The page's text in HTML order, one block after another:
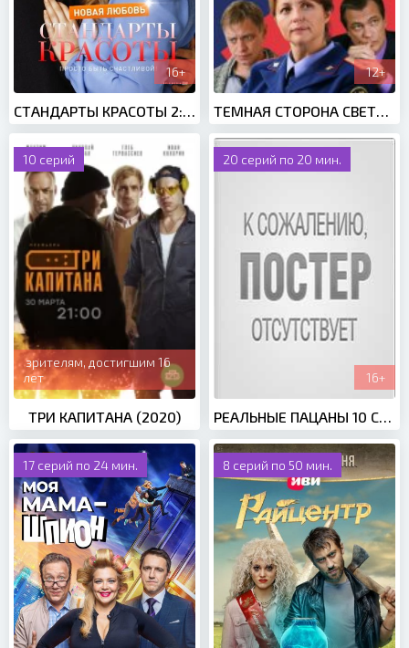
16+ 12+
10 серий
зрителям, достигшим 16
лет
ТРИ КАПИТАНА (2020)
20 серий по 20 мин.
16+
РЕАЛЬНЫЕ ПАЦАНЫ 10 СЕЗОН (2023)
17 серий по 24 мин. 8 серий по 50 мин.